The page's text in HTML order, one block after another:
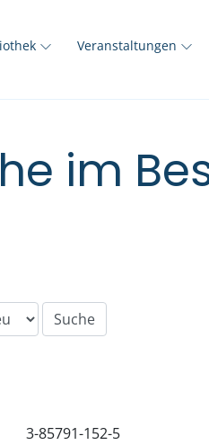
Veranstaltungen
im
3-85791-152-5